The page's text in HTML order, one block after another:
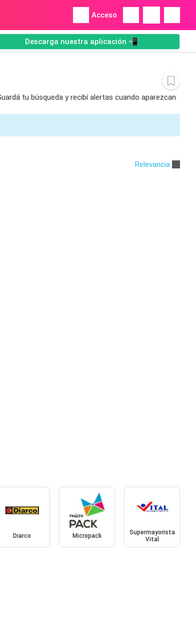
Acceso
Descarga nuestra aplicación 📲
tu búsqueda y recibí alertas cuando aparezcan
Relevancia
Diarco Micropack
Supermayorista
Vital